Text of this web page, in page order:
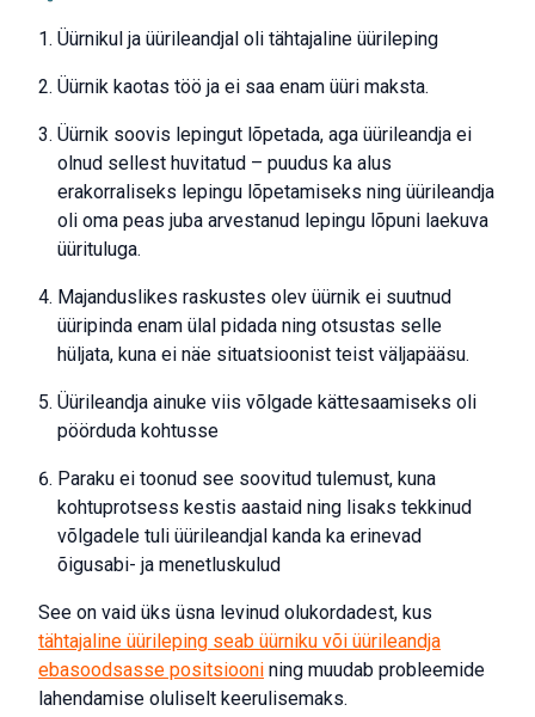
Üürnikul ja üürileandjal oli tähtajaline üürileping
Üürnik kaotas töö ja ei saa enam üüri maksta.
Üürnik soovis lepingut lõpetada, aga üürileandja ei
olnud sellest huvitatud – puudus ka alus
erakorraliseks lepingu lõpetamiseks ning üürileandja
oli oma peas juba arvestanud lepingu lõpuni laekuva
üürituluga.
Majanduslikes raskustes olev üürnik ei suutnud
üüripinda enam ülal pidada ning otsustas selle
hüljata, kuna ei näe situatsioonist teist väljapääsu.
Üürileandja ainuke viis võlgade kättesaamiseks oli
pöörduda kohtusse
Paraku ei toonud see soovitud tulemust, kuna
kohtuprotsess kestis aastaid ning lisaks tekkinud
võlgadele tuli üürileandjal kanda ka erinevad
õigusabi- ja menetluskulud
See on vaid üks üsna levinud olukordadest, kus
tähtajaline üürileping seab üürniku või üürileandja
ebasoodsasse positsiooni ning muudab probleemide
lahendamise oluliselt keerulisemaks.